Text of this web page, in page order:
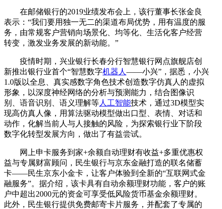
在邮储银行的2019业绩发布会上，该行董事长张金良
表示：“我们要用独一无二的渠道布局优势，用有温度的服
务，由常规客户营销向场景化、均等化、生活化客户经营
转变，激发业务发展的新动能。”
疫情时期，兴业银行长春分行智慧银行网点旗舰店创
新推出银行业首个“智慧数字机器人 ——小兴”，据悉，小兴
1.0版以全息、真实感数字角色技术创造数字仿真人的虚拟
形象，以深度神经网络的分析与预测能力，结合图像识
别、语音识别、语义理解等人工智能技术，通过3D模型实
现高仿真人像，用算法驱动模型做出口型、表情、对话和
动作，化解当前人与人接触的风险，为探索银行业下阶段
数字化转型发展方向，做出了有益尝试。
网上申卡服务到家+余额自动理财有收益+多重优惠权
益与专属财富顾问，民生银行与京东金融打造的联名储蓄
卡——民生京东小金卡，让客户体验到全新的“互联网式金
融服务”。据介绍，该卡具有自动余额理财功能，客户的账
户中超出2000元的资金可享受低风险货币基金余额理财。
此外，民生银行提供免费邮寄卡片服务，并配套了专属的